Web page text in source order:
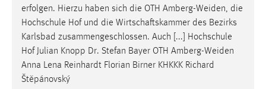
erfolgen. Hierzu haben sich die OTH Amberg-Weiden, die
Hochschule Hof und die Wirtschaftskammer des Bezirks
Karlsbad zusammengeschlossen. Auch [...] Hochschule
Hof Julian Knopp Dr. Stefan Bayer OTH Amberg-Weiden
Anna Lena Reinhardt Florian Birner KHKKK Richard
Štěpánovský
Google Ads
Name:
Anbieter: